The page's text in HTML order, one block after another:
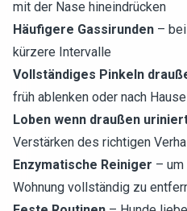
mit der Nase hineindrücken
Häufigere Gassirunden –
kürzere Intervalle
Vollständiges Pinkeln
früh ablenken oder nach
Loben wenn draußen
Verstärken des richtigen
Enzymatische Reiniger – um
Wohnung vollständig zu